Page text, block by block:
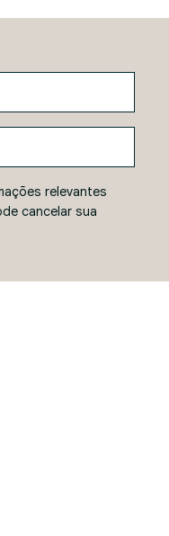
relevantes
cancelar sua